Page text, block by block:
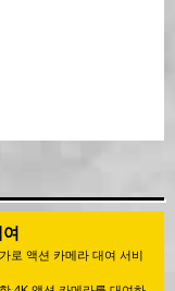
로 액션 카메라 대여 서비